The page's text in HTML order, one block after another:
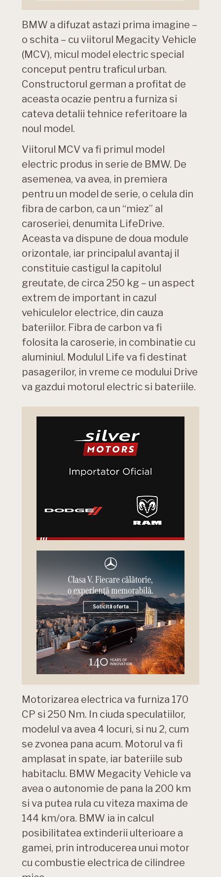
BMW a difuzat astazi prima imagine –
o schita – cu viitorul Megacity Vehicle
(MCV), micul model electric special
conceput pentru traficul urban.
Constructorul german a profitat de
aceasta ocazie pentru a furniza si
cateva detalii tehnice referitoare la
noul model.
Viitorul MCV va fi primul model
electric produs in serie de BMW. De
asemenea, va avea, in premiera
pentru un model de serie, o celula din
fibra de carbon, ca un “miez” al
caroseriei, denumita LifeDrive.
Aceasta va dispune de doua module
orizontale, iar principalul avantaj il
constituie castigul la capitolul
greutate, de circa 250 kg – un aspect
extrem de important in cazul
vehiculelor electrice, din cauza
bateriilor. Fibra de carbon va fi
folosita la caroserie, in combinatie cu
aluminiul. Modulul Life va fi destinat
pasagerilor, in vreme ce modului Drive
va gazdui motorul electric si bateriile.
Motorizarea electrica va furniza 170
CP si 250 Nm. In ciuda speculatiilor,
modelul va avea 4 locuri, si nu 2, cum
se zvonea pana acum. Motorul va fi
amplasat in spate, iar bateriile sub
habitaclu. BMW Megacity Vehicle va
avea o autonomie de pana la 200 km
si va putea rula cu viteza maxima de
144 km/ora. BMW ia in calcul
posibilitatea extinderii ulterioare a
gamei, prin introducerea unui motor
cu combustie electrica de cilindree